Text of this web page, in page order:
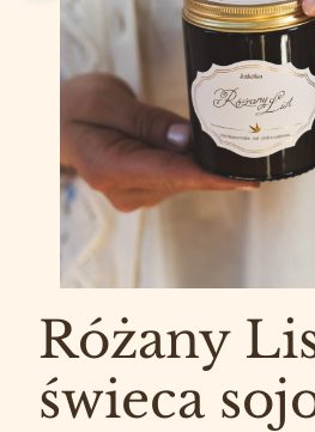
Różany
świeca